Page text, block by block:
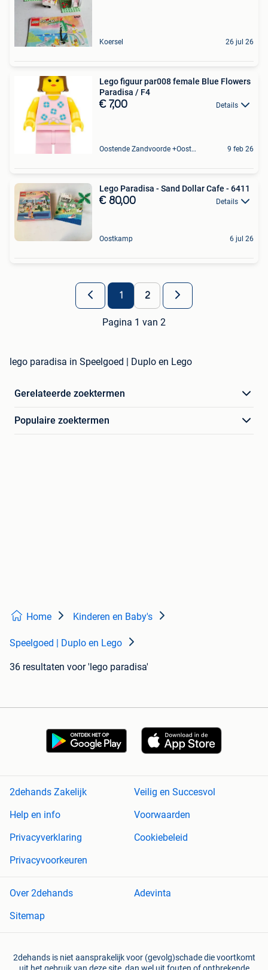
Koersel 26 jul 26
Lego figuur par008 female Blue Flowers
Paradisa / F4
€ 7,00 Details
Oostende Zandvoorde +Oostende 9 feb 26
Lego Paradisa - Sand Dollar Cafe - 6411
€ 80,00 Details
Oostkamp 6 jul 26
1 2
Pagina 1 van 2
lego paradisa in Speelgoed | Duplo en Lego
Gerelateerde zoektermen
Populaire zoektermen
Home Kinderen en Baby's
Speelgoed | Duplo en Lego
36 resultaten voor 'lego paradisa'
2dehands Zakelijk
Veilig en Succesvol
Help en info
Voorwaarden
Privacyverklaring
Cookiebeleid
Privacyvoorkeuren
Over 2dehands
Adevinta
Sitemap
2dehands is niet aansprakelijk voor (gevolg)schade die voortkomt